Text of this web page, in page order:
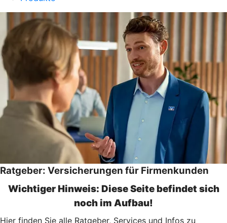
Ratgeber: Versicherungen für Firmenkunden
Wichtiger Hinweis: Diese Seite befindet sich
noch im Aufbau!
Hier finden Sie alle Ratgeber, Services und Infos zu